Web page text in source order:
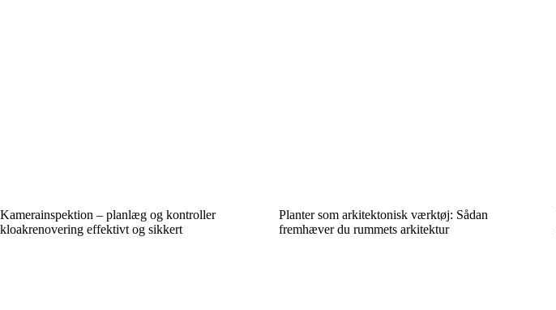
Kamerainspektion – planlæg og kontroller
kloakrenovering effektivt og sikkert
Planter som arkitektonisk værktøj: Sådan
fremhæver du rummets arkitektur